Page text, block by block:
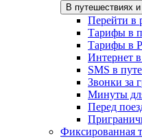
В путешествиях и
Перейти в
Тарифы в
Тарифы в
Интернет
SMS в
Звонки за
Минуты
Перед
Фиксированная